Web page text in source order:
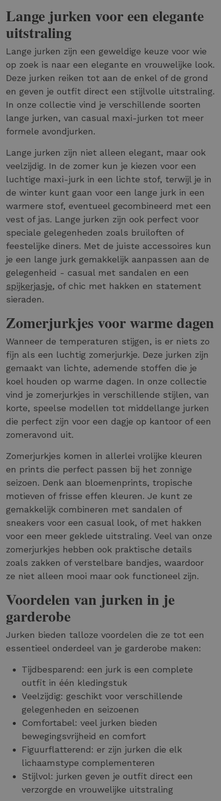
Lange jurken voor een elegante
uitstraling
Lange jurken zijn een geweldige keuze voor wie
op zoek is naar een elegante en vrouwelijke look.
Deze jurken reiken tot aan de enkel of de grond
en geven je outfit direct een stijlvolle uitstraling.
In onze collectie vind je verschillende soorten
lange jurken, van casual maxi-jurken tot meer
formele avondjurken.
Lange jurken zijn niet alleen elegant, maar ook
veelzijdig. In de zomer kun je kiezen voor een
luchtige maxi-jurk in een lichte stof, terwijl je in
de winter kunt gaan voor een lange jurk in een
warmere stof, eventueel gecombineerd met een
vest of jas. Lange jurken zijn ook perfect voor
speciale gelegenheden zoals bruiloften of
feestelijke diners. Met de juiste accessoires kun
je een lange jurk gemakkelijk aanpassen aan de
gelegenheid - casual met sandalen en een
spijkerjasje, of chic met hakken en statement
sieraden.
Zomerjurkjes voor warme dagen
Wanneer de temperaturen stijgen, is er niets zo
fijn als een luchtig zomerjurkje. Deze jurken zijn
gemaakt van lichte, ademende stoffen die je
koel houden op warme dagen. In onze collectie
vind je zomerjurkjes in verschillende stijlen, van
korte, speelse modellen tot middellange jurken
die perfect zijn voor een dagje op kantoor of een
zomeravond uit.
Zomerjurkjes komen in allerlei vrolijke kleuren
en prints die perfect passen bij het zonnige
seizoen. Denk aan bloemenprints, tropische
motieven of frisse effen kleuren. Je kunt ze
gemakkelijk combineren met sandalen of
sneakers voor een casual look, of met hakken
voor een meer geklede uitstraling. Veel van onze
zomerjurkjes hebben ook praktische details
zoals zakken of verstelbare bandjes, waardoor
ze niet alleen mooi maar ook functioneel zijn.
Voordelen van jurken in je
garderobe
Jurken bieden talloze voordelen die ze tot een
essentieel onderdeel van je garderobe maken:
Tijdbesparend: een jurk is een complete
outfit in één kledingstuk
Veelzijdig: geschikt voor verschillende
gelegenheden en seizoenen
Comfortabel: veel jurken bieden
bewegingsvrijheid en comfort
Figuurflatterend: er zijn jurken die elk
lichaamstype complementeren
Stijlvol: jurken geven je outfit direct een
verzorgde en vrouwelijke uitstraling